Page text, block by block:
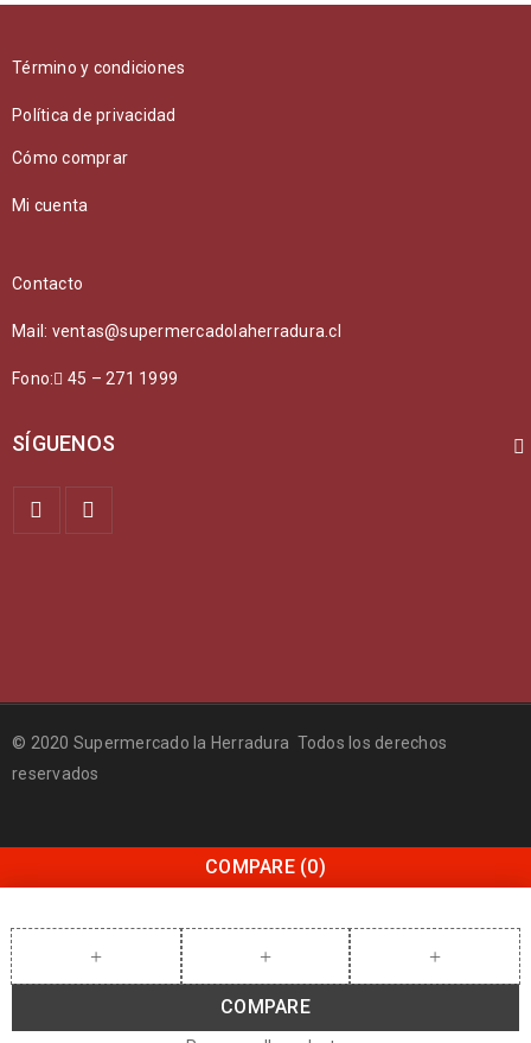
Término y condiciones
Política de privacidad
Cómo comprar
Mi cuenta
Contacto
Mail: ventas@supermercadolaherradura.cl
Fono: 45 – 271 1999
SÍGUENOS
© 2020 Supermercado la Herradura Todos los derechos
reservados
COMPARE (0)
COMPARE